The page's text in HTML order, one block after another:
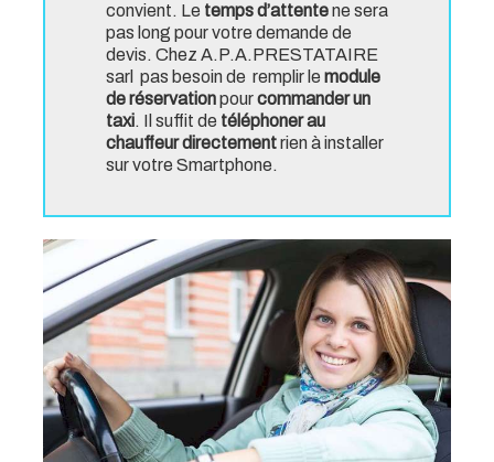
convient. Le temps d’attentene sera
pas long pour votre demande de
devis. Chez A.P.A.PRESTATAIRE
sarl pas besoin de remplir le module
de réservationpourcommander un
taxi. Il suffit de téléphoner au
chauffeur directementrien àinstaller
sur votre Smartphone.